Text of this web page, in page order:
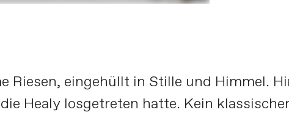
Riesen, eingehüllt in Stille und Himmel.
Healy losgetreten hatte. Kein